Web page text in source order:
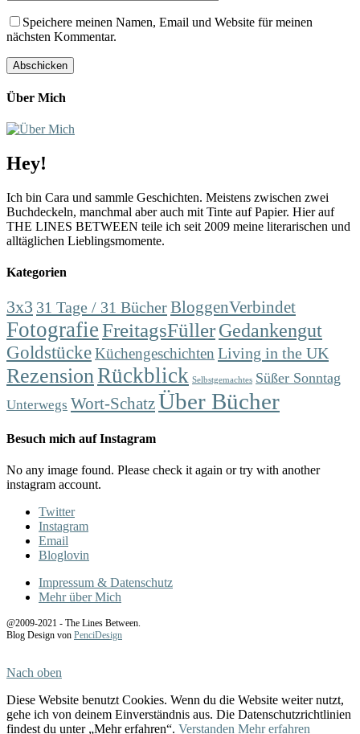
Speichere meinen Namen, Email und Website für meinen
nächsten Kommentar.
Über Mich
Hey!
Ich bin Cara und sammle Geschichten. Meistens zwischen zwei
Buchdeckeln, manchmal aber auch mit Tinte auf Papier. Hier auf
THE LINES BETWEEN teile ich seit 2009 meine literarischen und
alltäglichen Lieblingsmomente.
Kategorien
3x3 31 Tage / 31 BücherBloggenVerbindet
FotografieFreitagsFüllerGedankengut
GoldstückeKüchengeschichten Living in the UK
RezensionRückblick Selbstgemachtes Süßer Sonntag
Unterwegs Wort-SchatzÜber Bücher
Besuch mich auf Instagram
No any image found. Please check it again or try with another
instagram account.
Twitter
Instagram
Email
Bloglovin
Impressum & Datenschutz
Mehr über Mich
@2009-2021 - The Lines Between.
Blog Design von PenciDesign
Nach oben
Diese Website benutzt Cookies. Wenn du die Website weiter nutzt,
gehe ich von deinem Einverständnis aus. Die Datenschutzrichtlinien
findest du unter „Mehr erfahren“. Verstanden Mehr erfahren